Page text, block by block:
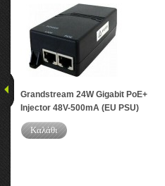
Grandstream 24W Gigabit PoE+
Injector 48V-500mA (EU PSU)
Καλάθι